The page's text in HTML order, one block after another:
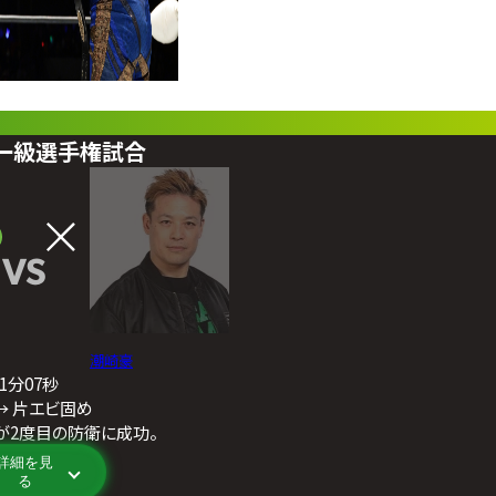
級選手権試合
VS
潮崎豪
分07秒
片エビ固め
度目の防衛に成功。
細を見
る